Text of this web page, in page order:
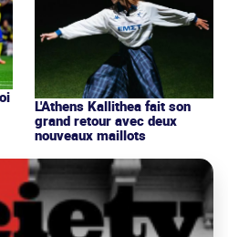
L'Athens Kallithea fait son
grand retour avec deux
nouveaux maillots